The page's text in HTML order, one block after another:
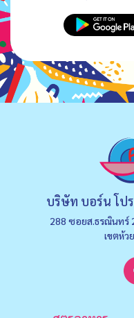
บริษัท บอร์น โป
288 ซอยส.ธรณินทร์
เขตห้ว